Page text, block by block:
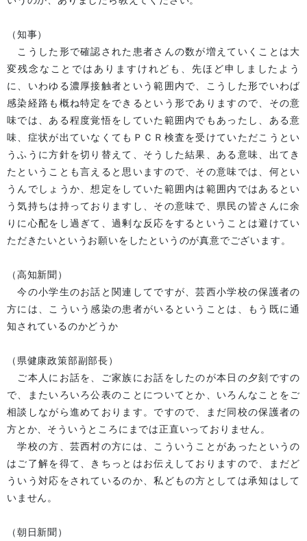
（知事）
こうした形で確認された患者さんの数が増えていくことは大
変残念なことではありますけれども、先ほど申しましたよう
に、いわゆる濃厚接触者という範囲内で、こうした形でいわば
感染経路も概ね特定をできるという形でありますので、その意
味では、ある程度覚悟をしていた範囲内でもあったし、ある意
味、症状が出ていなくてもＰＣＲ検査を受けていただこうとい
うふうに方針を切り替えて、そうした結果、ある意味、出てき
たということも言えると思いますので、その意味では、何とい
うんでしょうか、想定をしていた範囲内は範囲内ではあるとい
う気持ちは持っておりますし、その意味で、県民の皆さんに余
りに心配をし過ぎて、過剰な反応をするということは避けてい
ただきたいというお願いをしたというのが真意でございます。
（高知新聞）
今の小学生のお話と関連してですが、芸西小学校の保護者の
方には、こういう感染の患者がいるということは、もう既に通
知されているのかどうか
（県健康政策部副部長）
ご本人にお話を、ご家族にお話をしたのが本日の夕刻ですの
で、またいろいろ公表のことについてとか、いろんなことをご
相談しながら進めております。ですので、まだ同校の保護者の
方とか、そういうところにまでは正直いっておりません。
学校の方、芸西村の方には、こういうことがあったというの
はご了解を得て、きちっとはお伝えしておりますので、まだど
ういう対応をされているのか、私どもの方としては承知はして
いません。
（朝日新聞）